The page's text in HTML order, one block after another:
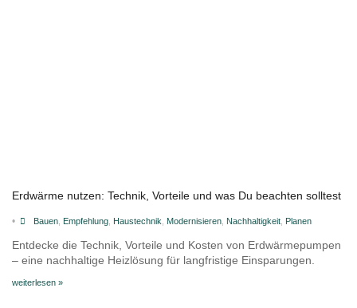
Erdwärme nutzen: Technik, Vorteile und was Du beachten solltest
• Bauen, Empfehlung, Haustechnik Modernisieren, Nachhaltigkeit, Planen
Entdecke die Technik, Vorteile und Kosten von Erdwärmepumpen
– eine nachhaltige Heizlösung für langfristige Einsparungen.
weiterlesen »